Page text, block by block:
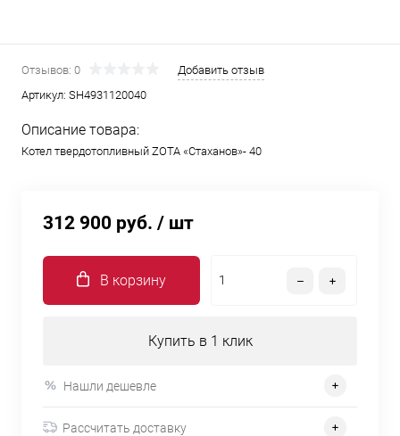
Отзывов: 0
Добавить отзыв
Артикул: SH4931120040
Описание товара:
Котел твердотопливный ZOTA «Стаханов»- 40
312 900 руб. / шт
В корзину
Купить в 1 клик
Нашли дешевле
Рассчитать доставку